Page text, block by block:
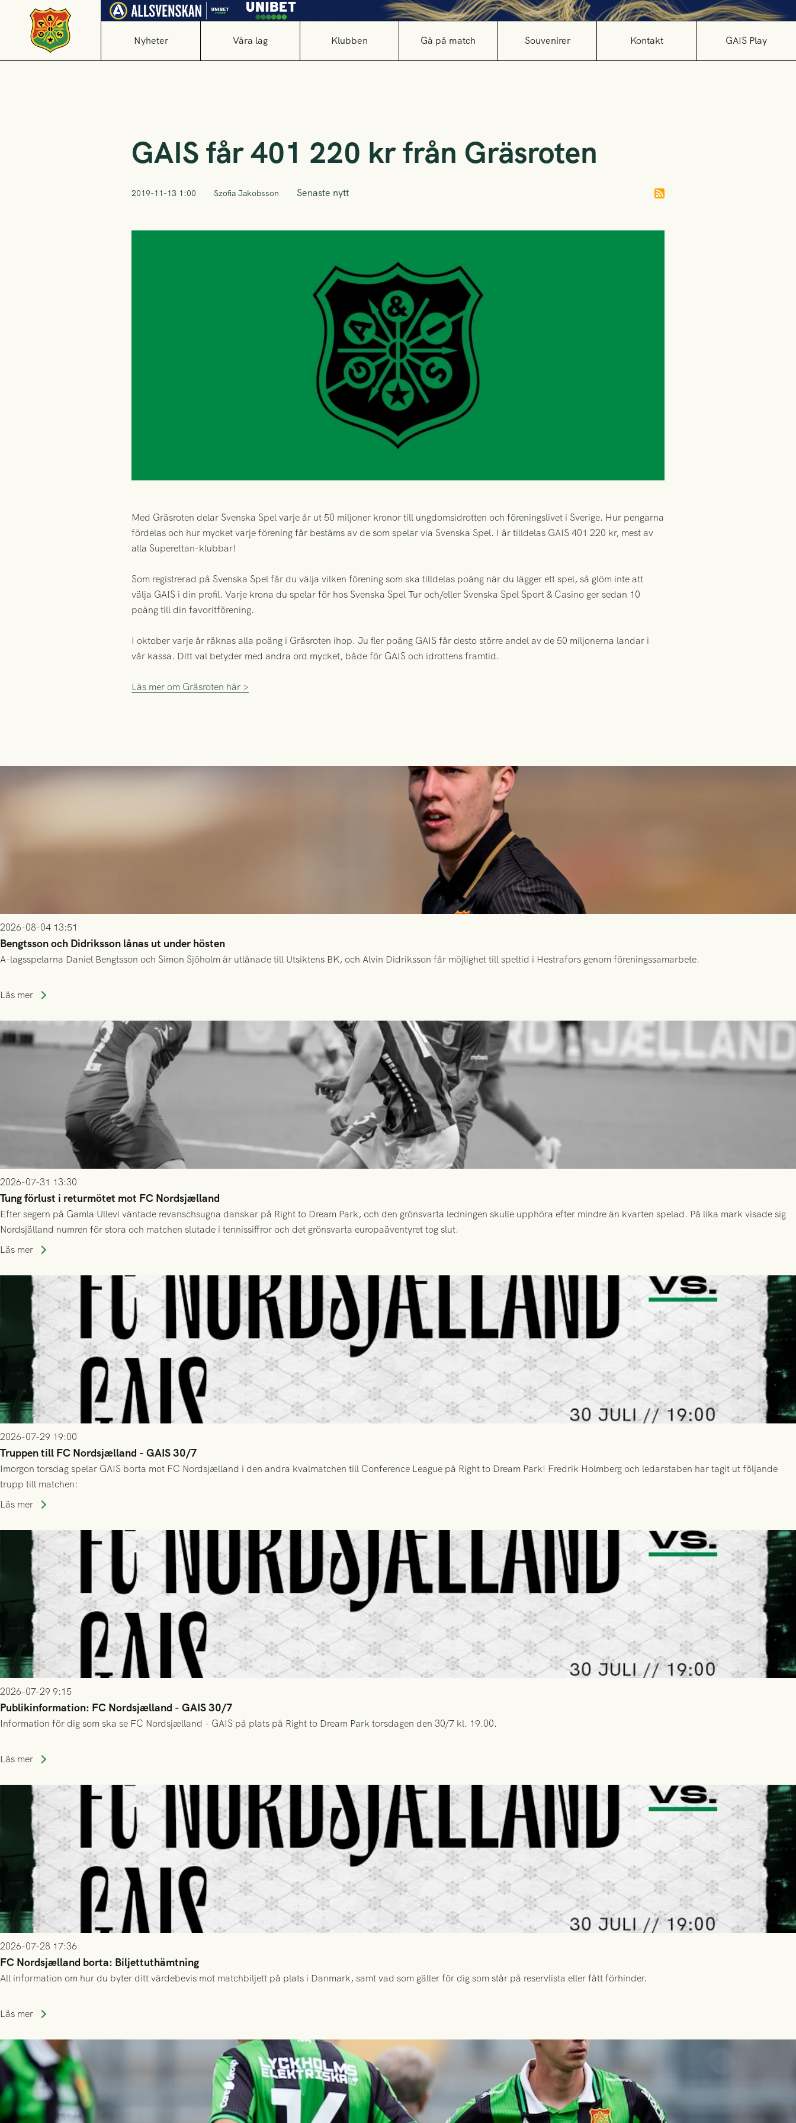
Nyheter Våra lag Klubben Gå på match Souvenirer Kontakt GAIS Play
GAIS får 401 220 kr från Gräsroten
2019-11-13 1:00 Szofia Jakobsson Senaste nytt
Med Gräsroten delar Svenska Spel varje år ut 50 miljoner kronor till ungdomsidrotten och föreningslivet i Sverige. Hur pengarna
fördelas och hur mycket varje förening får bestäms av de som spelar via Svenska Spel. I år tilldelas GAIS 401 220 kr, mest av
alla Superettan-klubbar!
Som registrerad på Svenska Spel får du välja vilken förening som ska tilldelas poäng när du lägger ett spel, så glöm inte att
välja GAIS i din profil. Varje krona du spelar för hos Svenska Spel Tur och/eller Svenska Spel Sport & Casino ger sedan 10
poäng till din favoritförening.
I oktober varje år räknas alla poäng i Gräsroten ihop. Ju fler poäng GAIS får desto större andel av de 50 miljonerna landar i
vår kassa. Ditt val betyder med andra ord mycket, både för GAIS och idrottens framtid.
Läs mer om Gräsroten här >
2026-08-04 13:51
Bengtsson och Didriksson lånas ut under hösten
A-lagsspelarna Daniel Bengtsson och Simon Sjöholm är utlånade till Utsiktens BK, och Alvin Didriksson får möjlighet till speltid i Hestrafors genom föreningssamarbete.
Läs mer
2026-07-31 13:30
Tung förlust i returmötet mot FC Nordsjælland
Efter segern på Gamla Ullevi väntade revanschsugna danskar på Right to Dream Park, och den grönsvarta ledningen skulle upphöra efter mindre än kvarten spelad. På lika mark visade sig
Nordsjälland numren för stora och matchen slutade i tennissiffror och det grönsvarta europaäventyret tog slut.
Läs mer
2026-07-29 19:00
Truppen till FC Nordsjælland - GAIS 30/7
Imorgon torsdag spelar GAIS borta mot FC Nordsjælland i den andra kvalmatchen till Conference League på Right to Dream Park! Fredrik Holmberg och ledarstaben har tagit ut följande
trupp till matchen:
Läs mer
2026-07-29 9:15
Publikinformation: FC Nordsjælland - GAIS 30/7
Information för dig som ska se FC Nordsjælland - GAIS på plats på Right to Dream Park torsdagen den 30/7 kl. 19.00.
Läs mer
2026-07-28 17:36
FC Nordsjælland borta: Biljettuthämtning
All information om hur du byter ditt värdebevis mot matchbiljett på plats i Danmark, samt vad som gäller för dig som står på reservlista eller fått förhinder.
Läs mer